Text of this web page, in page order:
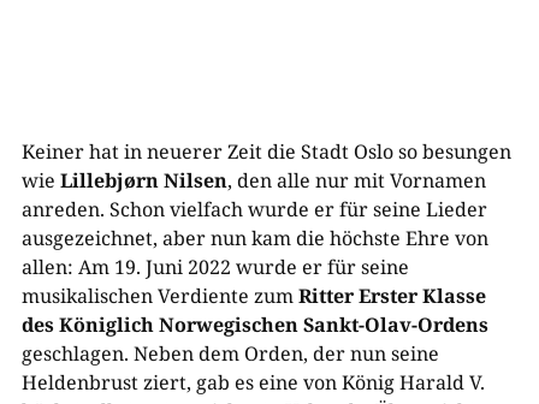
Keiner hat in neuerer Zeit die Stadt Oslo so besungen
wie Lillebjørn Nilsen, den alle nur mit Vornamen
anreden. Schon vielfach wurde er für seine Lieder
ausgezeichnet, aber nun kam die höchste Ehre von
allen: Am 19. Juni 2022 wurde er für seine
musikalischen Verdiente zumRitter Erster Klasse
des Königlich Norwegischen Sankt-Olav-Ordens
geschlagen. Neben dem Orden, der nun seine
Heldenbrust ziert, gab es eine von König Harald V.